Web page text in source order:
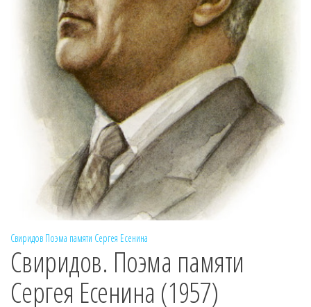
Свиридов Поэма памяти Сергея Есенина
Свиридов. Поэма памяти
Сергея Есенина (1957)